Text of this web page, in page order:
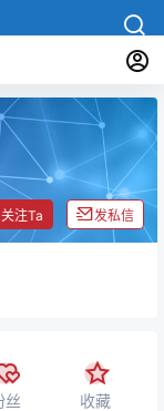
关注Ta 发私信
丝 收藏